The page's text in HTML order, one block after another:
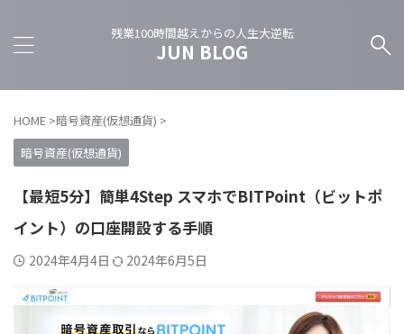
残業100時間越えからの人生大逆転
JUN BLOG
HOME >暗号資産(仮想通貨) >
暗号資産(仮想通貨)
【最短5分】簡単4Step スマホでBITPoint（ビットポ
イント）の口座開設する手順
2024年4月4日 2024年6月5日